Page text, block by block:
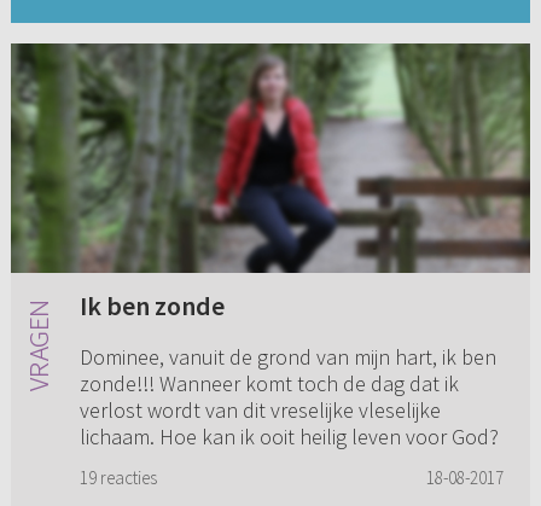
Ik ben zonde
Dominee, vanuit de grond van mijn hart, ik ben
zonde!!! Wanneer komt toch de dag dat ik
verlost wordt van dit vreselijke vleselijke
lichaam. Hoe kan ik ooit heilig leven voor God?
19 reacties 18-08-2017